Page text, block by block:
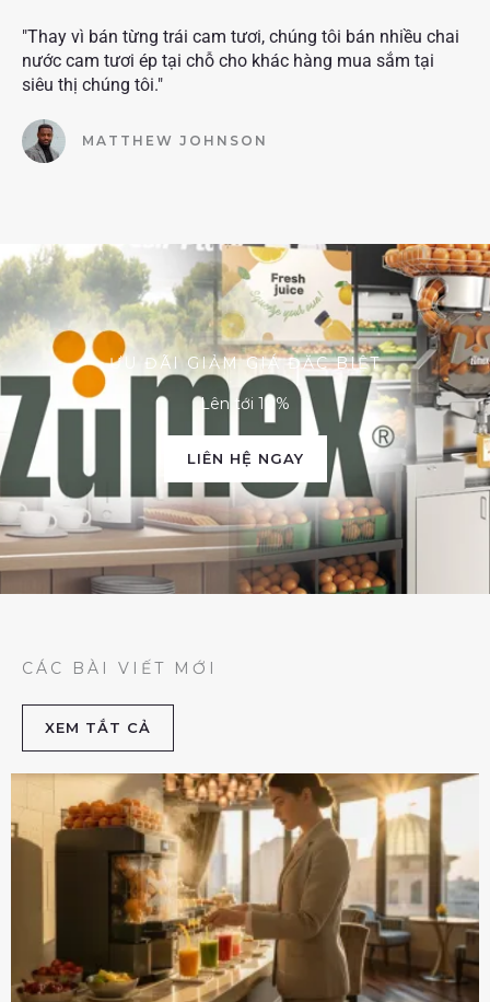
"Thay vì bán từng trái cam tươi, chúng tôi bán nhiều chai
nước cam tươi ép tại chỗ cho khác hàng mua sắm tại
siêu thị chúng tôi."
MATTHEW JOHNSON
ƯU ĐÃI GIẢM GIÁ ĐẶC BIỆT
Lên tới 10%
LIÊN HỆ NGAY
CÁC BÀI VIẾT MỚI
XEM TẮT CẢ